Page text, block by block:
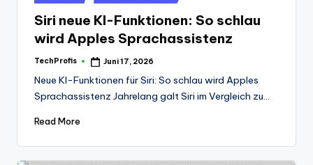
in
Siri neue KI-Funktionen: So schlau
wird Apples Sprachassistenz
Posted
TechProfis Juni 17, 2026
Neue KI-Funktionen für Siri: So schlau wird Apples
Sprachassistenz Jahrelang galt Siri im Vergleich zu…
Read More